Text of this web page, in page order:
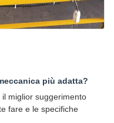
più adatta?
miglior suggerimento
fare e le specifiche